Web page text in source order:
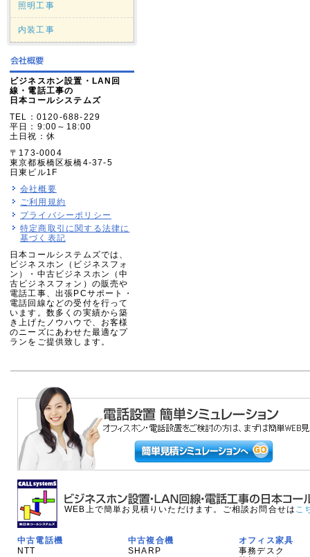
照明工事
内装工事
ビジネスホン設置・LAN回
線・電話工事の
日本コールシステムズ
TEL：0120-688-229
平日：9:00～18:00
土日祝：休
〒173-0004
東京都板橋区板橋4-37-5
日東ビル1F
会社概要
ご利用規約
プライバシーポリシー
特定商取引に関する法律に
基づく表記
日本コールシステムズでは、
ビジネスホン（ビジネスフォ
ン）・中古ビジネスホン（中
古ビジネスフォン）の販売や
電話工事、出張PCサポート・
電話回線などの受付を行って
います。数多くの実績から築
き上げたノウハウで、お客様
のニーズにあわせた最適なプ
ランをご提供致します。
WEB上で簡単お見積りいただけます。ご相談お問合せは こ
中古電話機
NTT
中古複合機
SHARP
オフィス家具
事務デスク